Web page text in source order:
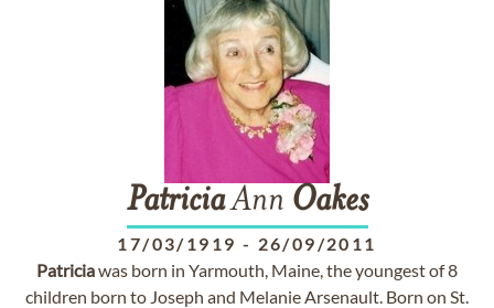
PatriciaAnn Oakes
17/03/1919 - 26/09/2011
Patriciawas born in Yarmouth, Maine, the youngest of 8
children born to Joseph and Melanie Arsenault. Born on St.